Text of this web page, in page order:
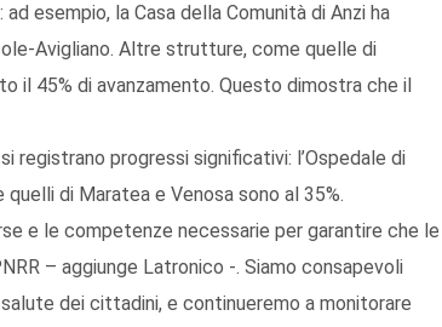
esempio, la Casa della Comunità di Anzi ha
Avigliano. Altre strutture, come quelle di
il 45% di avanzamento. Questo dimostra che il
registrano progressi significativi: l’Ospedale di
di Maratea e Venosa sono al 35%.
e le competenze necessarie per garantire che le
– aggiunge Latronico -. Siamo consapevoli
dei cittadini, e continueremo a monitorare